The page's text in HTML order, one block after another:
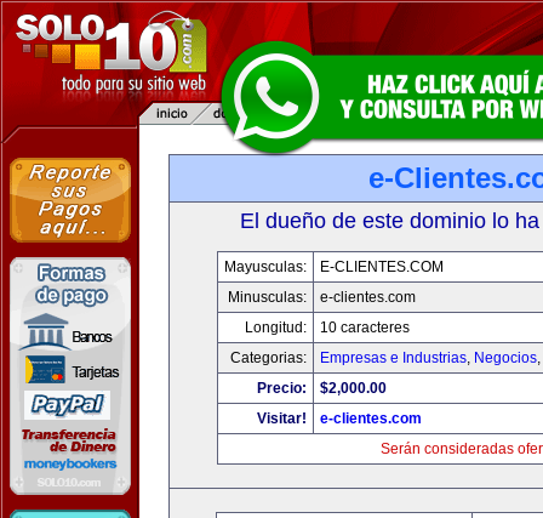
e-
El dueño de este dominio lo
Mayusculas:
E-CLIENTES.COM
Minusculas:
e-clientes.com
Longitud:
10 caracteres
Categorias:
Empresas e Industrias, Negocios,
Precio:
$2,000.00
Visitar!
e-clientes.com
Serán consideradas